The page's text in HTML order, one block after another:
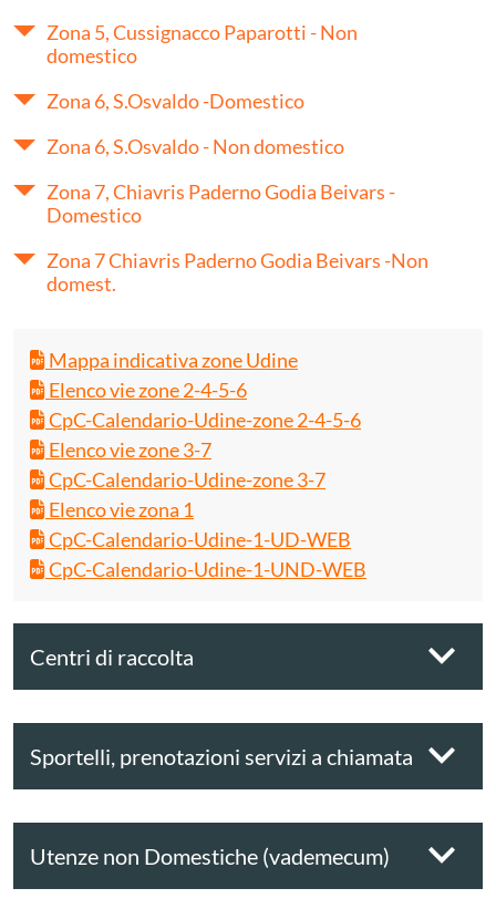
Zona 5, Cussignacco Paparotti - Non
domestico
Zona 6, S.Osvaldo -Domestico
Zona 6, S.Osvaldo - Non domestico
Zona 7, Chiavris Paderno Godia Beivars -
Domestico
Zona 7 Chiavris Paderno Godia Beivars -Non
domest.
Mappa indicativa zone Udine
Elenco vie zone 2-4-5-6
CpC-Calendario-Udine-zone 2-4-5-6
Elenco vie zone 3-7
CpC-Calendario-Udine-zone 3-7
Elenco vie zona 1
CpC-Calendario-Udine-1-UD-WEB
CpC-Calendario-Udine-1-UND-WEB
Centri di raccolta
Sportelli, prenotazioni servizi a chiamata
Utenze non Domestiche (vademecum)